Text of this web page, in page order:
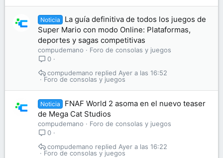
Noticia
La guía definitiva de todos los juegos de
Super Mario con modo Online: Plataformas,
deportes y sagas competitivas
compudemano
Foro de consolas y juegos
0
Foro de consolas y juegos
Ayer a las 16:52
compudemano
Noticia
FNAF World 2 asoma en el nuevo teaser
de Mega Cat Studios
compudemano
Foro de consolas y juegos
0
Foro de consolas y juegos
Ayer a las 16:22
compudemano